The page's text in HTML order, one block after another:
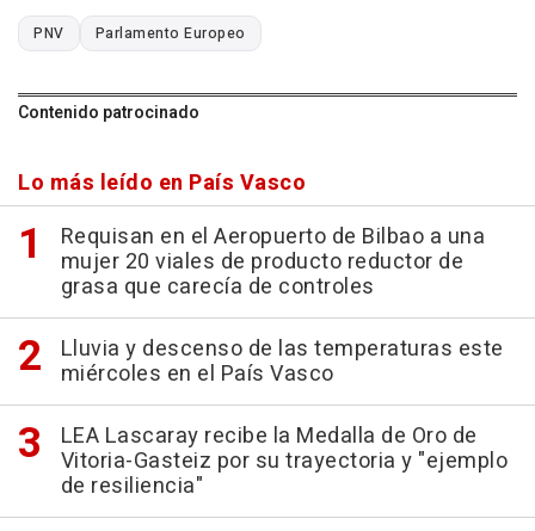
PNV Parlamento Europeo
Contenido patrocinado
Lo más leído en País Vasco
Requisan en el Aeropuerto de Bilbao a una
mujer 20 viales de producto reductor de
grasa que carecía de controles
Lluvia y descenso de las temperaturas este
miércoles en el País Vasco
LEA Lascaray recibe la Medalla de Oro de
Vitoria-Gasteiz por su trayectoria y "ejemplo
de resiliencia"